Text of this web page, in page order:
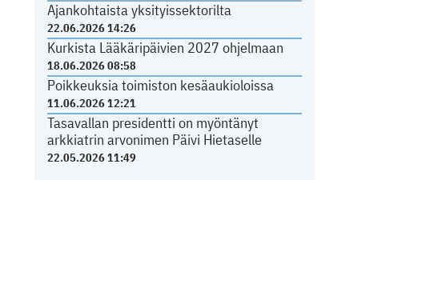
Ajankohtaista yksityissektorilta
22.06.2026 14:26
Kurkista Lääkäripäivien 2027 ohjelmaan
18.06.2026 08:58
Poikkeuksia toimiston kesäaukioloissa
11.06.2026 12:21
Tasavallan presidentti on myöntänyt
arkkiatrin arvonimen Päivi Hietaselle
22.05.2026 11:49